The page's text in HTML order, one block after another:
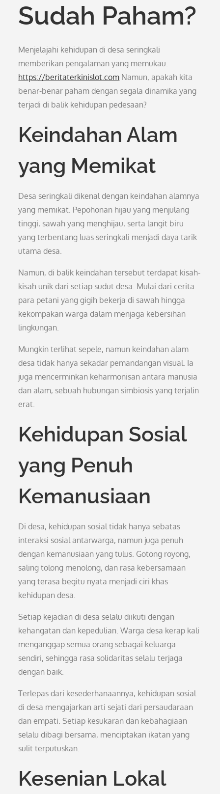
Sudah Paham?
Menjelajahi kehidupan di desa seringkali
memberikan pengalaman yang memukau.
https://beritaterkinislot.com Namun, apakah kita
benar-benar paham dengan segala dinamika yang
terjadi di balik kehidupan pedesaan?
Keindahan Alam
yang Memikat
Desa seringkali dikenal dengan keindahan alamnya
yang memikat. Pepohonan hijau yang menjulang
tinggi, sawah yang menghijau, serta langit biru
yang terbentang luas seringkali menjadi daya tarik
utama desa.
Namun, di balik keindahan tersebut terdapat kisah-
kisah unik dari setiap sudut desa. Mulai dari cerita
para petani yang gigih bekerja di sawah hingga
kekompakan warga dalam menjaga kebersihan
lingkungan.
Mungkin terlihat sepele, namun keindahan alam
desa tidak hanya sekadar pemandangan visual. Ia
juga mencerminkan keharmonisan antara manusia
dan alam, sebuah hubungan simbiosis yang terjalin
erat.
Kehidupan Sosial
yang Penuh
Kemanusiaan
Di desa, kehidupan sosial tidak hanya sebatas
interaksi sosial antarwarga, namun juga penuh
dengan kemanusiaan yang tulus. Gotong royong,
saling tolong menolong, dan rasa kebersamaan
yang terasa begitu nyata menjadi ciri khas
kehidupan desa.
Setiap kejadian di desa selalu diikuti dengan
kehangatan dan kepedulian. Warga desa kerap kali
menganggap semua orang sebagai keluarga
sendiri, sehingga rasa solidaritas selalu terjaga
dengan baik.
Terlepas dari kesederhanaannya, kehidupan sosial
di desa mengajarkan arti sejati dari persaudaraan
dan empati. Setiap kesukaran dan kebahagiaan
selalu dibagi bersama, menciptakan ikatan yang
sulit terputuskan.
Kesenian Lokal